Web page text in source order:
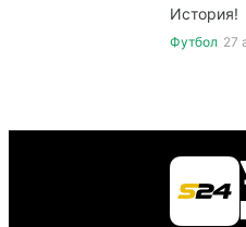
История!
Футбол 27